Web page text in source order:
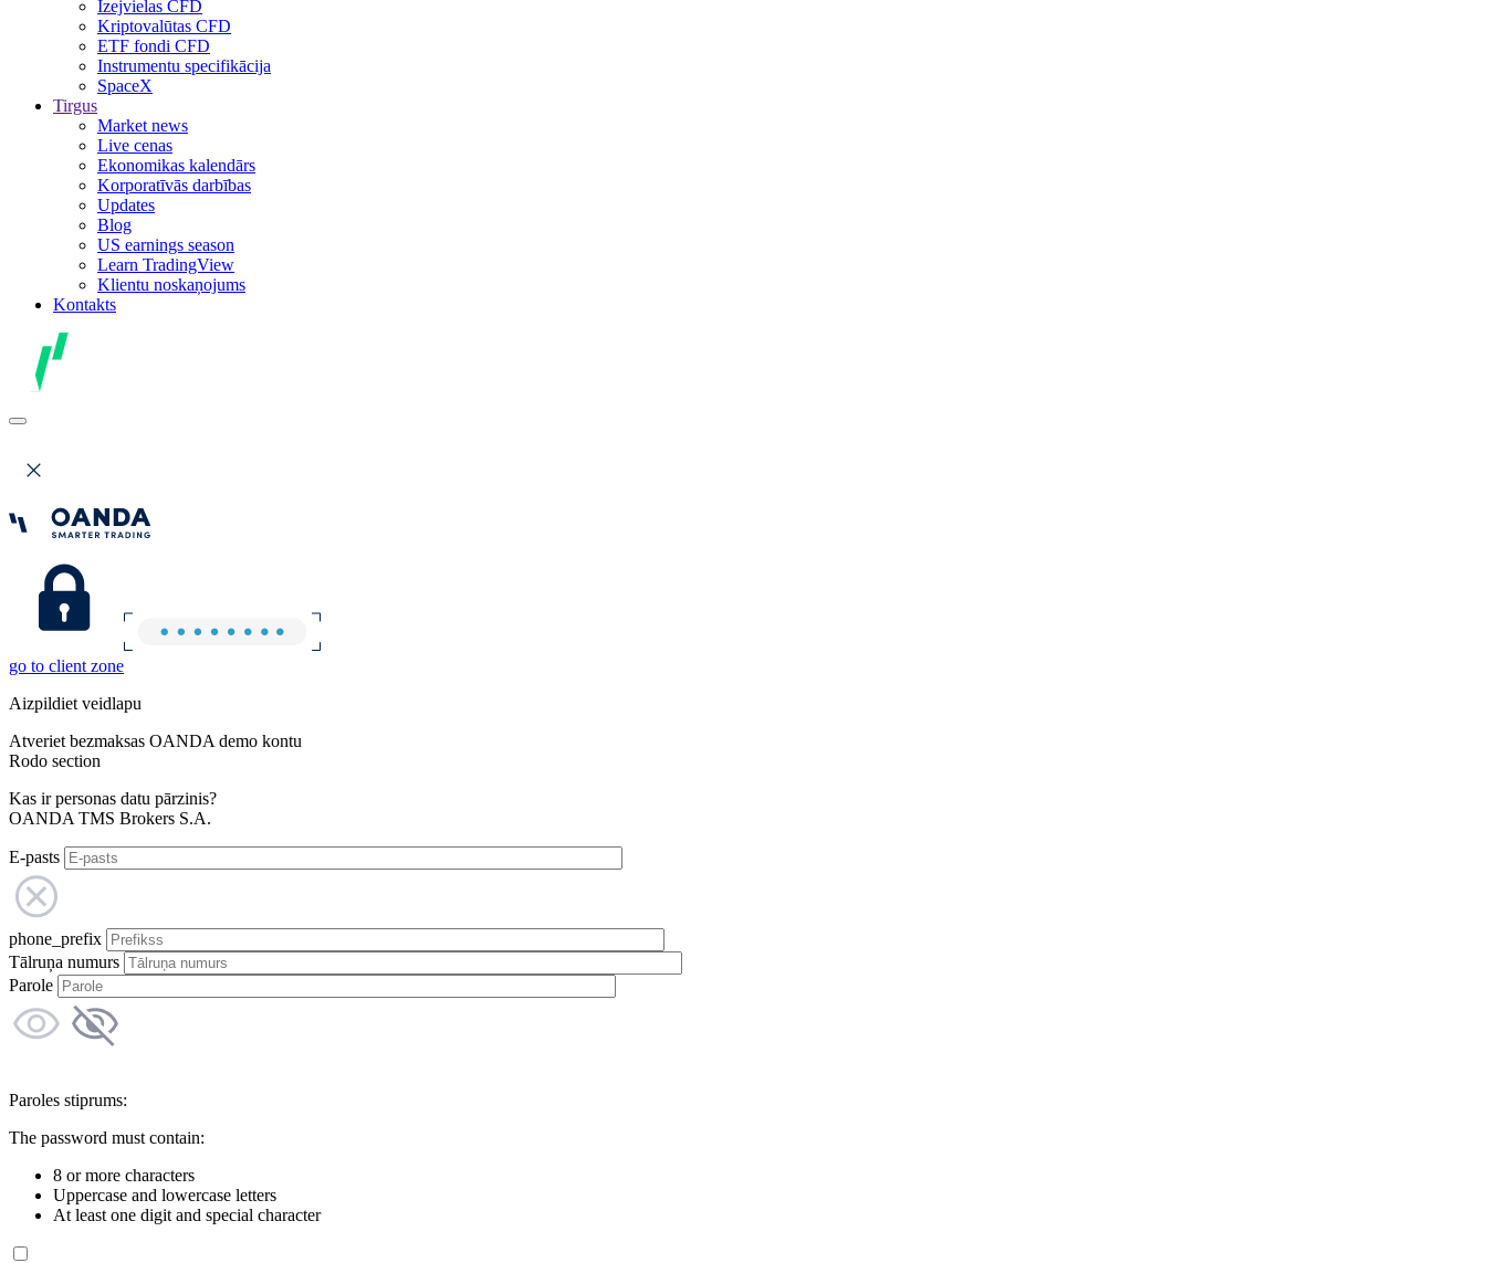
Izejvielas CFD
Kriptovalūtas CFD
ETF fondi CFD
Instrumentu specifikācija
SpaceX
Tirgus
Market news
Live cenas
Ekonomikas kalendārs
Korporatīvās darbības
Updates
Blog
US earnings season
Learn TradingView
Klientu noskaņojums
Kontakts
go to client zone
Aizpildiet veidlapu
Atveriet bezmaksas OANDA demo kontu
Rodo section
Kas ir personas datu pārzinis?
OANDA TMS Brokers S.A.
E-pasts
phone_prefix
Tālruņa numurs
Parole
Paroles stiprums:
The password must contain:
8 or more characters
Uppercase and lowercase letters
At least one digit and special character